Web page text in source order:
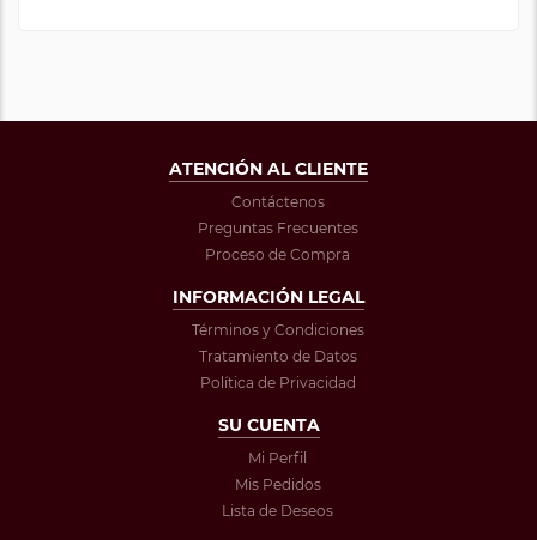
ATENCIÓN AL CLIENTE
Contáctenos
Preguntas Frecuentes
Proceso de Compra
INFORMACIÓN LEGAL
Términos y Condiciones
Tratamiento de Datos
Política de Privacidad
SU CUENTA
Mi Perfil
Mis Pedidos
Lista de Deseos